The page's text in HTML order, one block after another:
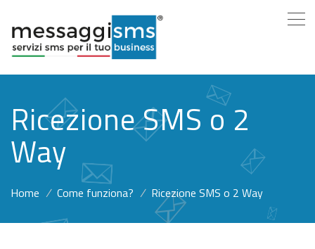
Ricezione SMS o 2
Way
Home / Come funziona? / Ricezione SMS o 2 Way